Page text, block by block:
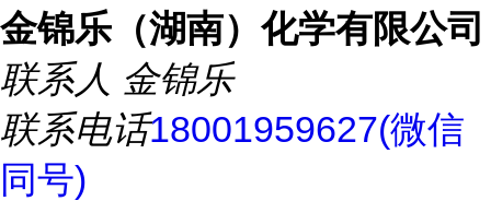
金锦乐（湖南）化学有限公司
联系人 金锦乐
联系电话18001959627(微信
同号)